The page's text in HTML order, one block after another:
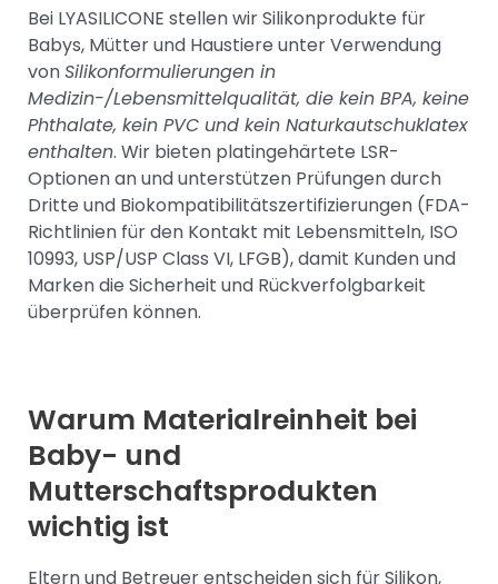
Bei LYASILICONE stellen wir Silikonprodukte für
Babys, Mütter und Haustiere unter Verwendung
vonSilikonformulierungen in
Medizin-/Lebensmittelqualität, die kein BPA, keine
Phthalate, kein PVC und kein Naturkautschuklatex
enthalten. Wir bieten platingehärtete LSR-
Optionen an und unterstützen Prüfungen durch
Dritte und Biokompatibilitätszertifizierungen (FDA-
Richtlinien für den Kontakt mit Lebensmitteln, ISO
10993, USP/USP Class VI, LFGB), damit Kunden und
Marken die Sicherheit und Rückverfolgbarkeit
überprüfen können.
Warum Materialreinheit bei
Baby- und
Mutterschaftsprodukten
wichtig ist
Eltern und Betreuer entscheiden sich für Silikon,